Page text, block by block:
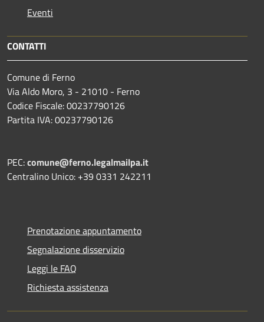
Eventi
CONTATTI
Comune di Ferno
Via Aldo Moro, 3 - 21010 - Ferno
Codice Fiscale: 00237790126
Partita IVA: 00237790126
PEC:comune@ferno.legalmailpa.it
Centralino Unico: +39 0331 242211
Prenotazione appuntamento
Segnalazione disservizio
Leggi le FAQ
Richiesta assistenza